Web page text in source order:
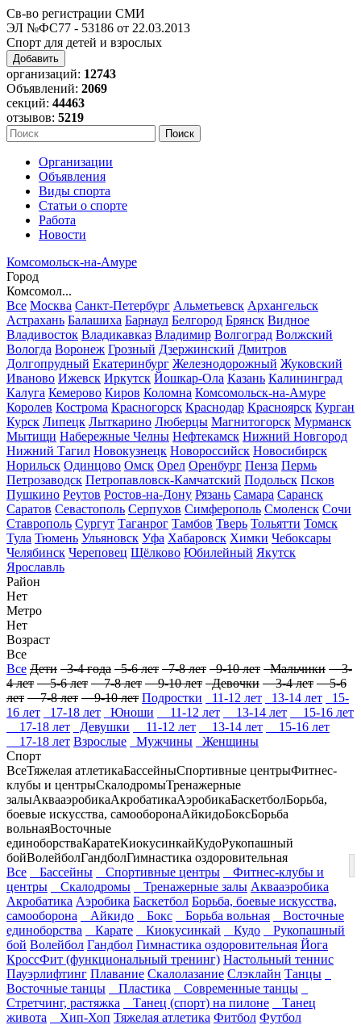
Св-во регистрации СМИ
ЭЛ №ФС77 - 53186 от 22.03.2013
Спорт для детей и взрослых
Добавить
организаций: 12743
Объявлений: 2069
секций: 44463
отзывов: 5219
Организации
Объявления
Виды спорта
Статьи о спорте
Работа
Новости
Комсомольск-на-Амуре
Город
Комсомол...
Все Москва Санкт-Петербург Альметьевск Архангельск
Астрахань Балашиха Барнаул Белгород Брянск Видное
Владивосток Владикавказ Владимир Волгоград Волжский
Вологда Воронеж Грозный Дзержинский Дмитров
Долгопрудный Екатеринбург Железнодорожный Жуковский
Иваново Ижевск Иркутск Йошкар-Ола Казань Калининград
Калуга Кемерово Киров Коломна Комсомольск-на-Амуре
Королев Кострома Красногорск Краснодар Красноярск Курган
Курск Липецк Лыткарино Люберцы Магнитогорск Мурманск
Мытищи Набережные Челны Нефтекамск Нижний Новгород
Нижний Тагил Новокузнецк Новороссийск Новосибирск
Норильск Одинцово Омск Орел Оренбург Пенза Пермь
Петрозаводск Петропавловск-Камчатский Подольск Псков
Пушкино Реутов Ростов-на-Дону Рязань Самара Саранск
Саратов Севастополь Серпухов Симферополь Смоленск Сочи
Ставрополь Сургут Таганрог Тамбов Тверь Тольятти Томск
Тула Тюмень Ульяновск Уфа Хабаровск Химки Чебоксары
Челябинск Череповец Щёлково Юбилейный Якутск
Ярославль
Район
Нет
Метро
Нет
Возраст
Все
Все Дети 3-4 года 5-6 лет 7-8 лет 9-10 лет Мальчики 3-
4 лет 5-6 лет 7-8 лет 9-10 лет Девочки 3-4 лет 5-6
лет 7-8 лет 9-10 лет Подростки 11-12 лет 13-14 лет
15-
16 лет
17-18 лет Юноши 11-12 лет 13-14 лет
15-16 лет
17-18 лет
Девушки 11-12 лет 13-14 лет
15-16 лет
17-18 лет Взрослые Мужчины
Женщины
Спорт
ВсеТяжелая атлетикаБассейныСпортивные центрыФитнес-
клубы и центрыСкалодромыТренажерные
залыАквааэробикаАкробатикаАэробикаБаскетболБорьба,
боевые искусства, самооборонаАйкидоБоксБорьба
вольнаяВосточные
единоборстваКаратеКиокусинкайКудоРукопашный
бойВолейболГандболГимнастика оздоровительная
Все
Бассейны Спортивные центры
Фитнес-клубы и
центры
Скалодромы Тренажерные залы Аквааэробика
Акробатика Аэробика Баскетбол Борьба, боевые искусства,
самооборона
Айкидо Бокс Борьба вольная
Восточные
единоборства
Карате Киокусинкай Кудо
Рукопашный
бой Волейбол Гандбол Гимнастика оздоровительная Йога
КроссФит (функциональный тренинг) Настольный теннис
Пауэрлифтинг Плавание Скалолазание Слэклайн Танцы
Восточные танцы
Пластика
Современные танцы
Стретчинг, растяжка
Танец (спорт) на пилоне
Танец
живота
Хип-Хоп Тяжелая атлетика Фитбол Футбол